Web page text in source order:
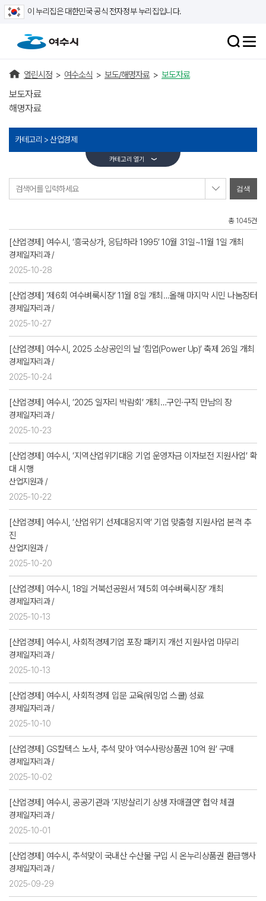
이 누리집은 대한민국 공식 전자정부 누리집입니다.
열린시정 > 여수소식 > 보도/해명자료 > 보도자료
보도자료
해명자료
카테고리 >산업경제
카테고리 열기
검색어를 입력하세요
총 1045건
[산업경제] 여수시, ‘흥국상가, 응답하라 1995’ 10월 31일~11월 1일 개최
경제일자리과 /
2025-10-28
[산업경제] ‘제6회 여수벼룩시장’ 11월 8일 개최…올해 마지막 시민 나눔장터
경제일자리과 /
2025-10-27
[산업경제] 여수시, 2025 소상공인의 날 ‘힘업(Power Up)’ 축제 26일 개최
경제일자리과 /
2025-10-24
[산업경제] 여수시, ‘2025 일자리 박람회’ 개최…구인·구직 만남의 장
경제일자리과 /
2025-10-23
[산업경제] 여수시, ‘지역산업위기대응 기업 운영자금 이자보전 지원사업’ 확
대 시행
산업지원과 /
2025-10-22
[산업경제] 여수시, ‘산업위기 선제대응지역’ 기업 맞춤형 지원사업 본격 추
진
산업지원과 /
2025-10-20
[산업경제] 여수시, 18일 거북선공원서 ‘제5회 여수벼룩시장’ 개최
경제일자리과 /
2025-10-13
[산업경제] 여수시, 사회적경제기업 포장 패키지 개선 지원사업 마무리
경제일자리과 /
2025-10-13
[산업경제] 여수시, 사회적경제 입문 교육(워밍업 스쿨) 성료
경제일자리과 /
2025-10-10
[산업경제] GS칼텍스 노사, 추석 맞아 ‘여수사랑상품권 10억 원’ 구매
경제일자리과 /
2025-10-02
[산업경제] 여수시, 공공기관과 ‘지방살리기 상생 자매결연’ 협약 체결
경제일자리과 /
2025-10-01
[산업경제] 여수시, 추석맞이 국내산 수산물 구입 시 온누리상품권 환급행사
경제일자리과 /
2025-09-29